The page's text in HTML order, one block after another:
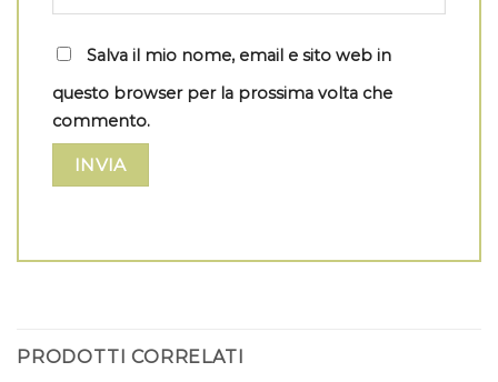
Salva il mio nome, email e sito web in
questo browser per la prossima volta che
commento.
PRODOTTI CORRELATI